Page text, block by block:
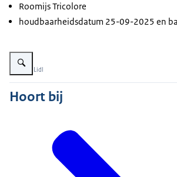
Roomijs Tricolore
houdbaarheidsdatum 25-09-2025 en
Vergroot afbeelding Veiligheidswaarschuwing Ice
Beeld: © Lidl
Hoort bij